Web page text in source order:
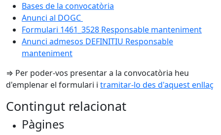
Bases de la convocatòria
Anunci al DOGC
Formulari 1461_3528 Responsable manteniment
Anunci admesos DEFINITIU Responsable
manteniment
⇒ Per poder-vos presentar a la convocatòria heu
d'emplenar el formulari i tramitar-lo des d'aquest enllaç
Contingut relacionat
Pàgines